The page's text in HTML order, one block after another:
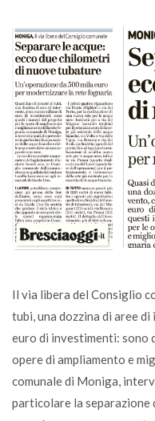
Il via libera del Consiglio
tubi, una dozzina di aree
euro di investimenti: sono
opere di ampliamento e
comunale di Moniga,
particolare la separazione